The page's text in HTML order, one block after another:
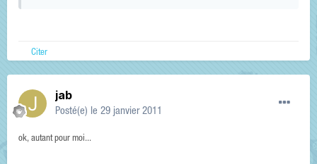
Citer
jab
Posté(e) le 29 janvier 2011
ok, autant pour moi...